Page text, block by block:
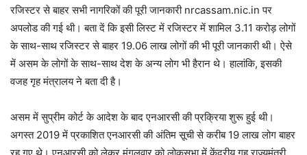
रजिस्टर से बाहर सभी नागरिकों की पूरी जानकारी nrcassam.nic.in पर
अपलोड की गई थी। बता दें कि इसी लिस्ट में रजिस्टर में शामिल 3.11 करोड़ लोगों
के साथ-साथ रजिस्टर से बाहर 19.06 लाख लोगों की भी पूरी जानकारी थी। ऐसे
में असम के लोगों के साथ-साथ देश के अन्‍य लोग भी हैरान थे। हालांकि, इसकी
वजह गृह मंत्रालय ने बता दी है।
असम में सुप्रीम कोर्ट के आदेश के बाद एनआरसी की प्रक्रिया शुरू हुई थी।
अगस्त 2019 में प्रकाशित एनआरसी की अंतिम सूची से करीब 19 लाख लोग बाहर